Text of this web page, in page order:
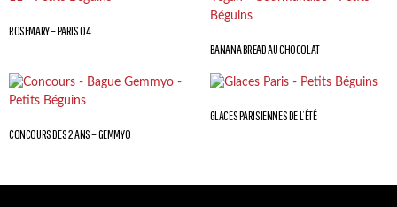
ROSEMARY – PARIS 04
BANANA BREAD AU CHOCOLAT
CONCOURS DES 2 ANS – GEMMYO
GLACES PARISIENNES DE L’ÉTÉ